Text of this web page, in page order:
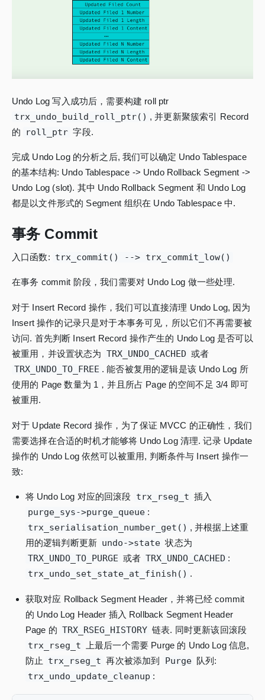
Undo Log 写入成功后，需要构建 roll ptr
trx_undo_build_roll_ptr() , 并更新聚簇索引 Record
的
roll_ptr 字段.
完成 Undo Log 的分析之后, 我们可以确定 Undo Tablespace
的基本结构: Undo Tablespace -> Undo Rollback Segment ->
Undo Log (slot). 其中 Undo Rollback Segment 和 Undo Log
都是以文件形式的 Segment 组织在 Undo Tablespace 中.
事务 Commit
入口函数: trx_commit() --> trx_commit_low()
在事务 commit 阶段，我们需要对 Undo Log 做一些处理.
对于 Insert Record 操作，我们可以直接清理 Undo Log, 因为
Insert 操作的记录只是对于本事务可见，所以它们不再需要被
访问. 首先判断 Insert Record 操作产生的 Undo Log 是否可以
被重用，并设置状态为 TRX_UNDO_CACHED 或者
TRX_UNDO_TO_FREE . 能否被复用的逻辑是该 Undo Log 所
使用的 Page 数量为 1，并且所占 Page 的空间不足 3/4 即可
被重用.
对于 Update Record 操作，为了保证 MVCC 的正确性，我们
需要选择在合适的时机才能够将 Undo Log 清理. 记录 Update
操作的 Undo Log 依然可以被重用, 判断条件与 Insert 操作一
致:
将 Undo Log 对应的回滚段 trx_rseg_t 插入
purge_sys->purge_queue :
trx_serialisation_number_get() , 并根据上述重
用的逻辑判断更新 undo->state 状态为
TRX_UNDO_TO_PURGE 或者 TRX_UNDO_CACHED :
trx_undo_set_state_at_finish() .
获取对应 Rollback Segment Header，并将已经 commit
的 Undo Log Header 插入 Rollback Segment Header
Page 的 TRX_RSEG_HISTORY 链表. 同时更新该回滚段
trx_rseg_t
上最后一个需要 Purge 的 Undo Log 信息,
防止
trx_rseg_t 再次被添加到 Purge 队列:
trx_undo_update_cleanup :